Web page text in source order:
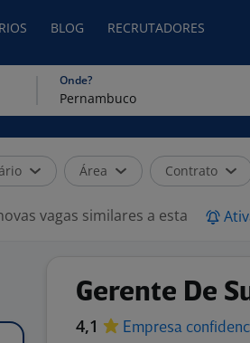
BLOG RECRUTADORES
Onde?
Área Contrato
vagas similares a esta
Gerente De
4,1 Empresa